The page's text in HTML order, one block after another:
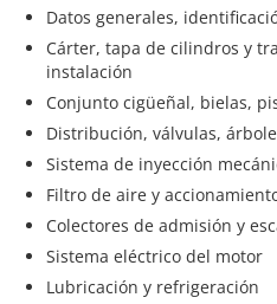
Datos generales,
Cárter, tapa de cilindros y
instalación
Conjunto cigüeñal, bielas,
Distribución, válvulas,
Sistema de inyección
Filtro de aire y
Colectores de admisión y
Sistema eléctrico del motor
Lubricación y refrigeración